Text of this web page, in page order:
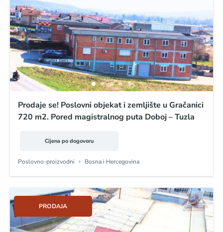
Prodaje se! Poslovni objekat i zemljište u Gračanici
720 m2. Pored magistralnog puta Doboj – Tuzla
Cijena po dogovoru
Poslovno-proizvodni Bosna i Hercegovina
PRODAJA